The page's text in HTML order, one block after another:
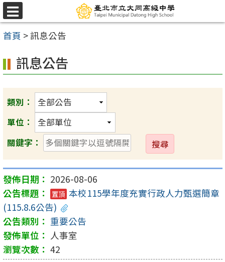
跳
至
主
內
容
區
選
單
首頁 >訊息公告
訊息公告
類別：
單位：
關鍵字：
送
出
2026-08-06
置頂 本校115學年度充實行政人力甄選簡章
(115.8.6公告)
重要公告
人事室
42